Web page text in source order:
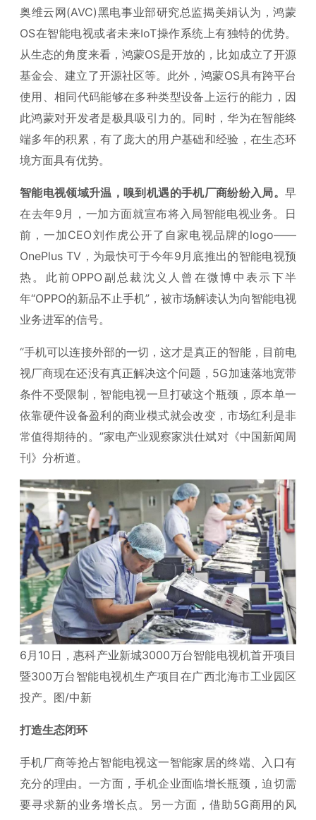
奥维云网(AVC)黑电事业部研究总监揭美娟认为，鸿蒙
OS在智能电视或者未来IoT操作系统上有独特的优势。
从生态的角度来看，鸿蒙OS是开放的，比如成立了开源
基金会、建立了开源社区等。此外，鸿蒙OS具有跨平台
使用、相同代码能够在多种类型设备上运行的能力，因
此鸿蒙对开发者是极具吸引力的。同时，华为在智能终
端多年的积累，有了庞大的用户基础和经验，在生态环
境方面具有优势。
智能电视领域升温，嗅到机遇的手机厂商纷纷入局。 早
在去年9月，一加方面就宣布将入局智能电视业务。日
前，一加CEO刘作虎公开了自家电视品牌的logo——
OnePlus TV，为最快可于今年9月底推出的智能电视预
热。此前OPPO副总裁沈义人曾在微博中表示下半
年“OPPO的新品不止手机”，被市场解读认为向智能电视
业务进军的信号。
“手机可以连接外部的一切，这才是真正的智能，目前电
视厂商现在还没有真正解决这个问题，5G加速落地宽带
条件不受限制，智能电视一旦打破这个瓶颈，原本单一
依靠硬件设备盈利的商业模式就会改变，市场红利是非
常值得期待的。”家电产业观察家洪仕斌对《中国新闻周
刊》分析道。
6月10日，惠科产业新城3000万台智能电视机首开项目
暨300万台智能电视机生产项目在广西北海市工业园区
投产。图/中新
打造生态闭环
手机厂商等抢占智能电视这一智能家居的终端、入口有
充分的理由。一方面，手机企业面临增长瓶颈，迫切需
要寻求新的业务增长点。另一方面，借助5G商用的风